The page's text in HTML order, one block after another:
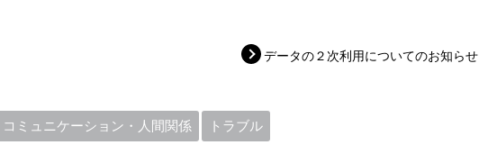
データの２次利用についてのお知らせ
コミュニケーション・人間関係 トラブル